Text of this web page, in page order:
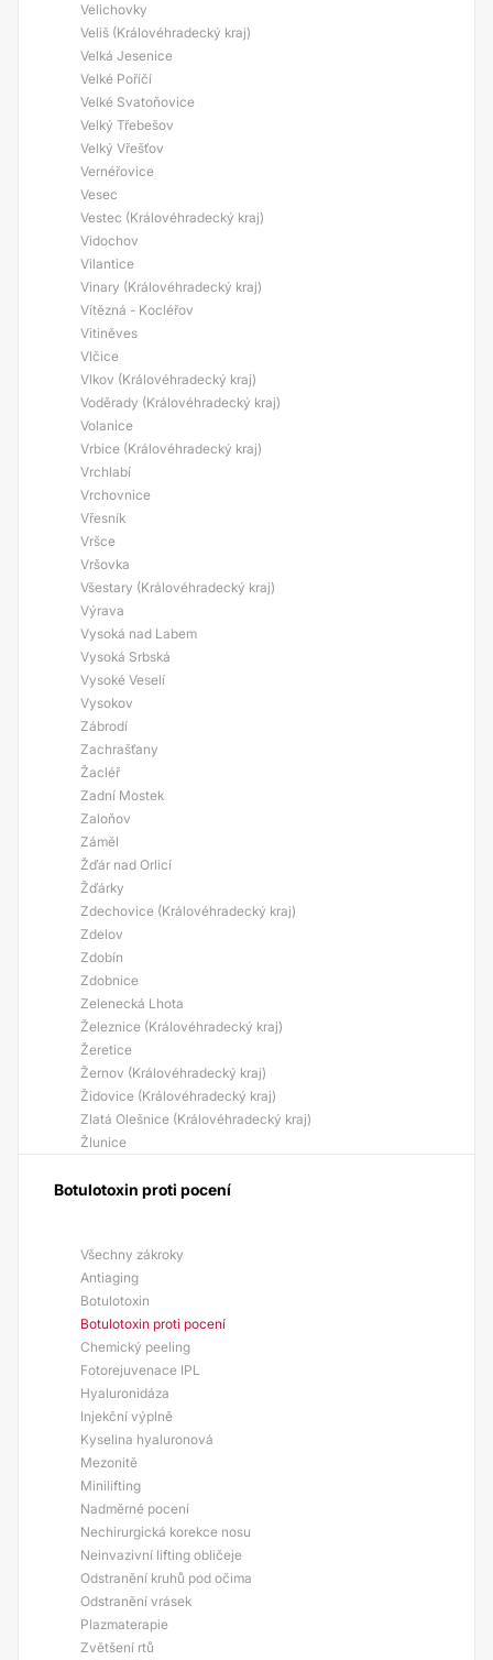
Velichovky
Veliš (Královéhradecký kraj)
Velká Jesenice
Velké Poříčí
Velké Svatoňovice
Velký Třebešov
Velký Vřešťov
Vernéřovice
Vesec
Vestec (Královéhradecký kraj)
Vidochov
Vilantice
Vinary (Královéhradecký kraj)
Vítězná - Kocléřov
Vitiněves
Vlčice
Vlkov (Královéhradecký kraj)
Voděrady (Královéhradecký kraj)
Volanice
Vrbice (Královéhradecký kraj)
Vrchlabí
Vrchovnice
Vřesník
Vršce
Vršovka
Všestary (Královéhradecký kraj)
Výrava
Vysoká nad Labem
Vysoká Srbská
Vysoké Veselí
Vysokov
Zábrodí
Zachrašťany
Žacléř
Zadní Mostek
Zaloňov
Záměl
Žďár nad Orlicí
Žďárky
Zdechovice (Královéhradecký kraj)
Zdelov
Zdobín
Zdobnice
Zelenecká Lhota
Železnice (Královéhradecký kraj)
Žeretice
Žernov (Královéhradecký kraj)
Židovice (Královéhradecký kraj)
Zlatá Olešnice (Královéhradecký kraj)
Žlunice
Botulotoxin proti pocení
Všechny zákroky
Antiaging
Botulotoxin
Botulotoxin proti pocení
Chemický peeling
Fotorejuvenace IPL
Hyaluronidáza
Injekční výplně
Kyselina hyaluronová
Mezonitě
Minilifting
Nadměrné pocení
Nechirurgická korekce nosu
Neinvazivní lifting obličeje
Odstranění kruhů pod očima
Odstranění vrásek
Plazmaterapie
Zvětšení rtů